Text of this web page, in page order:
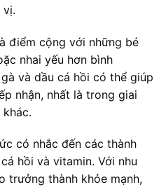
vị.
điểm cộng với những bé
nhai yếu hơn bình
và dầu cá hồi có thể giúp
nhận, nhất là trong giai
có nhắc đến các thành
hồi và vitamin. Với nhu
trưởng thành khỏe mạnh,